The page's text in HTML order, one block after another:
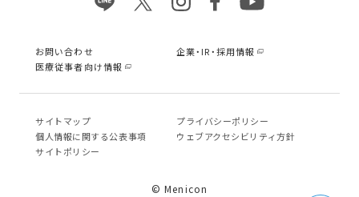
お問い合わせ
企業・IR・採用情報
医療従事者向け情報
サイトマップ
プライバシーポリシー
個⼈情報に関する公表事項
ウェブアクセシビリティ方針
サイトポリシー
© Menicon